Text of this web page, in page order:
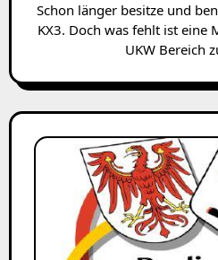
Schon länger besitze und benutze ich meinen Elecraft
KX3. Doch was fehlt ist eine
UKW Bereich